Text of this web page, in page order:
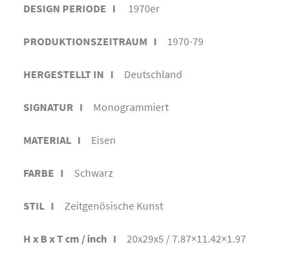
DESIGN PERIODE I 1970er
PRODUKTIONSZEITRAUM I 1970-79
HERGESTELLT IN I Deutschland
SIGNATUR I Monogrammiert
MATERIAL I Eisen
FARBE I Schwarz
STIL I Zeitgenösische Kunst
H x B x T cm / inch I 20x29x5 / 7.87×11.42×1.97